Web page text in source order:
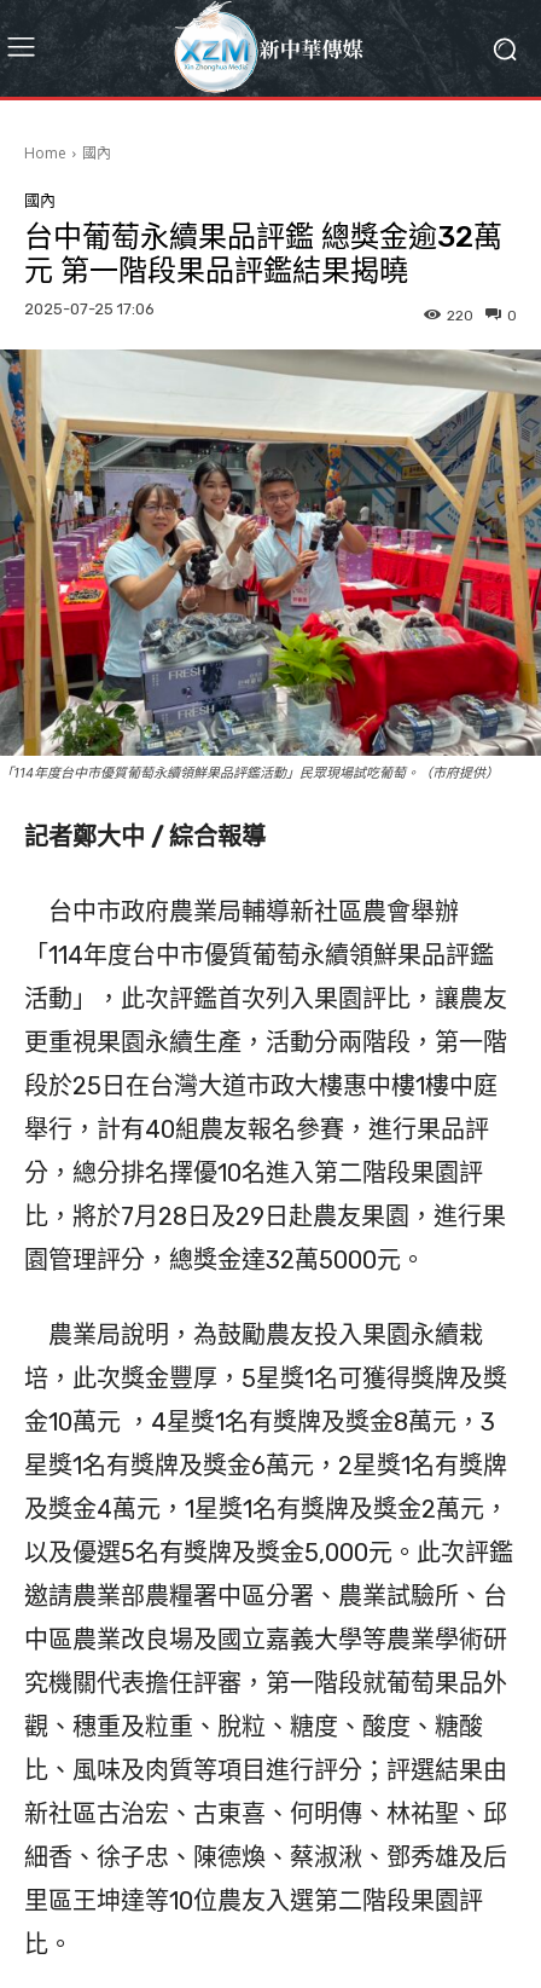
Home 國內
國內
台中葡萄永續果品評鑑 總獎金逾32萬
元 第一階段果品評鑑結果揭曉
2025-07-25 17:06 0
220
「114年度台中市優質葡萄永續領鮮果品評鑑活動」民眾現場試吃葡萄。（市府提供）
記者鄭大中 / 綜合報導
台中市政府農業局輔導新社區農會舉辦
「114年度台中市優質葡萄永續領鮮果品評鑑
活動」，此次評鑑首次列入果園評比，讓農友
更重視果園永續生產，活動分兩階段，第一階
段於25日在台灣大道市政大樓惠中樓1樓中庭
舉行，計有40組農友報名參賽，進行果品評
分，總分排名擇優10名進入第二階段果園評
比，將於7月28日及29日赴農友果園，進行果
園管理評分，總獎金達32萬5000元。
農業局說明，為鼓勵農友投入果園永續栽
培，此次獎金豐厚，5星獎1名可獲得獎牌及獎
金10萬元 ，4星獎1名有獎牌及獎金8萬元，3
星獎1名有獎牌及獎金6萬元，2星獎1名有獎牌
及獎金4萬元，1星獎1名有獎牌及獎金2萬元，
以及優選5名有獎牌及獎金5,000元。此次評鑑
邀請農業部農糧署中區分署、農業試驗所、台
中區農業改良場及國立嘉義大學等農業學術研
究機關代表擔任評審，第一階段就葡萄果品外
觀、穗重及粒重、脫粒、糖度、酸度、糖酸
比、風味及肉質等項目進行評分；評選結果由
新社區古治宏、古東喜、何明傳、林祐聖、邱
細香、徐子忠、陳德煥、蔡淑湫、鄧秀雄及后
里區王坤達等10位農友入選第二階段果園評
比。